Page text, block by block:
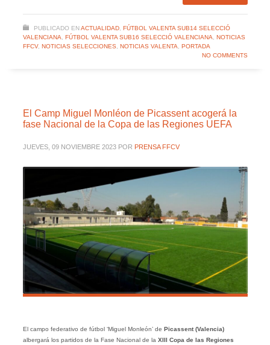
PUBLICADO EN ACTUALIDAD, FÚTBOL VALENTA SUB14 SELECCIÓ
VALENCIANA
FÚTBOL VALENTA SUB16 SELECCIÓ VALENCIANA
NOTICIAS
FFCV, NOTICIAS SELECCIONES, NOTICIAS VALENTA
PORTADA
NO COMMENTS
El Camp Miguel Monléon de Picassent acogerá la
fase Nacional de la Copa de las Regiones UEFA
JUEVES, 09 NOVIEMBRE 2023 POR PRENSA FFCV
El campo federativo de fútbol ‘Miguel Monleón’ de Picassent (Valencia)
albergará los partidos de la Fase Nacional de la XIII Copa de las Regiones